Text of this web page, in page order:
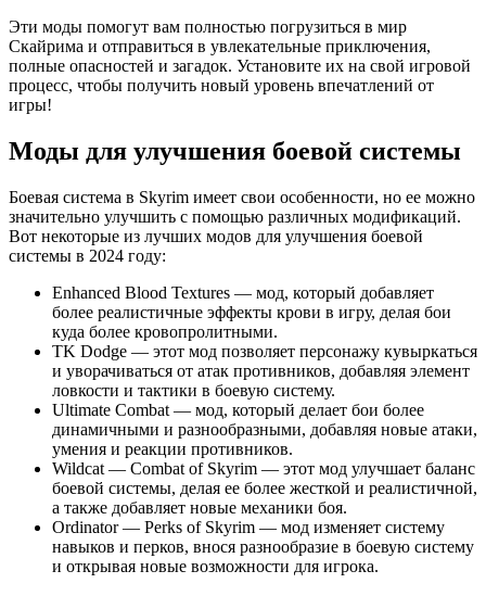
Эти моды помогут вам полностью погрузиться в мир
Скайрима и отправиться в увлекательные приключения,
полные опасностей и загадок. Установите их на свой игровой
процесс, чтобы получить новый уровень впечатлений от
игры!
Моды для улучшения боевой системы
Боевая система в Skyrim имеет свои особенности, но ее можно
значительно улучшить с помощью различных модификаций.
Вот некоторые из лучших модов для улучшения боевой
системы в 2024 году:
Enhanced Blood Textures — мод, который добавляет
более реалистичные эффекты крови в игру, делая бои
куда более кровопролитными.
TK Dodge — этот мод позволяет персонажу кувыркаться
и уворачиваться от атак противников, добавляя элемент
ловкости и тактики в боевую систему.
Ultimate Combat — мод, который делает бои более
динамичными и разнообразными, добавляя новые атаки,
умения и реакции противников.
Wildcat — Combat of Skyrim — этот мод улучшает баланс
боевой системы, делая ее более жесткой и реалистичной,
а также добавляет новые механики боя.
Ordinator — Perks of Skyrim — мод изменяет систему
навыков и перков, внося разнообразие в боевую систему
и открывая новые возможности для игрока.